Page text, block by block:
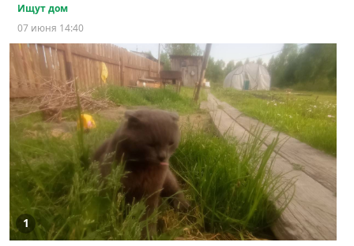
Ищут дом
07 июня 14:40
1